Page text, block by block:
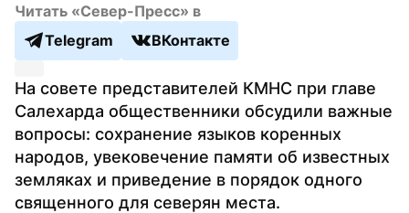
Читать «Север-Пресс» в
Telegram
ВКонтакте
На совете представителей КМНС при главе
Салехарда общественники обсудили важные
вопросы: сохранение языков коренных
народов, увековечение памяти об известных
земляках и приведение в порядок одного
священного для северян места.